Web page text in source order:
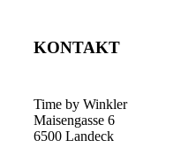
KONTAKT
Time by Winkler
Maisengasse 6
6500 Landeck